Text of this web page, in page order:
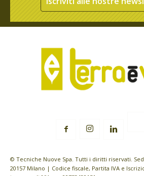
© Tecniche Nuove Spa. Tutti i diritti riservati.
20157 Milano | Codice fiscale, Partita IVA e